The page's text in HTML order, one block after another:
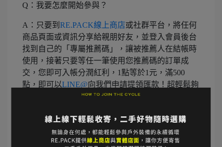
Q：我要怎麼開始參與？
A：只要到 RE.PACK線上商店或社群平台，將任何
商品頁面或資訊分享給親朋好友，並登入會員後台
找到自己的「專屬推薦碼」，讓被推薦人在結帳時
使用，接著只要等任一筆使用您推薦碼的訂單成
交，您即可入帳分潤紅利，1點等於1元，滿500
點，即可以LINE@向我們申請提領匯款！超輕鬆夠